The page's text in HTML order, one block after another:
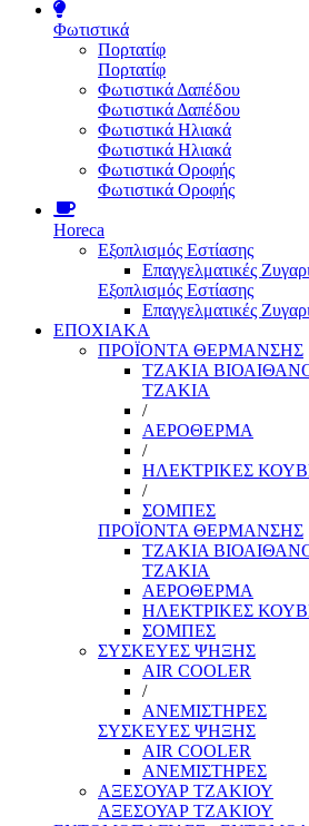
Φωτιστικά
Πορτατίφ
Πορτατίφ
Φωτιστικά Δαπέδου
Φωτιστικά Δαπέδου
Φωτιστικά Ηλιακά
Φωτιστικά Ηλιακά
Φωτιστικά Οροφής
Φωτιστικά Οροφής
Horeca
Εξοπλισμός Εστίασης
Επαγγελματικές
Εξοπλισμός Εστίασης
Επαγγελματικές
ΕΠΟΧΙΑΚΑ
ΠΡΟΪΟΝΤΑ ΘΕΡΜΑΝΣΗΣ
ΤΖΑΚΙΑ
ΤΖΑΚΙΑ
/
ΑΕΡΟΘΕΡΜΑ
/
ΗΛΕΚΤΡΙΚΕΣ
/
ΣΟΜΠΕΣ
ΠΡΟΪΟΝΤΑ ΘΕΡΜΑΝΣΗΣ
ΤΖΑΚΙΑ
ΤΖΑΚΙΑ
ΑΕΡΟΘΕΡΜΑ
ΗΛΕΚΤΡΙΚΕΣ
ΣΟΜΠΕΣ
ΣΥΣΚΕΥΕΣ ΨΗΞΗΣ
AIR COOLER
/
ΑΝΕΜΙΣΤΗΡΕΣ
ΣΥΣΚΕΥΕΣ ΨΗΞΗΣ
AIR COOLER
ΑΝΕΜΙΣΤΗΡΕΣ
ΑΞΕΣΟΥΑΡ ΤΖΑΚΙΟΥ
ΑΞΕΣΟΥΑΡ ΤΖΑΚΙΟΥ